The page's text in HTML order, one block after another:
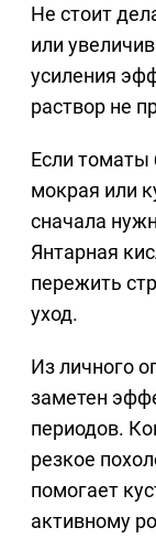
Не стоит
или
усиления
раствор не
Если томаты
мокрая или
сначала
Янтарная
пережить
уход.
Из личного
заметен
периодов.
резкое
помогает
активному